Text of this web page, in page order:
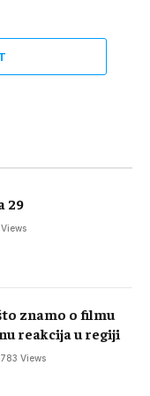
29
Views
znamo o filmu
reakcija u regiji
Views